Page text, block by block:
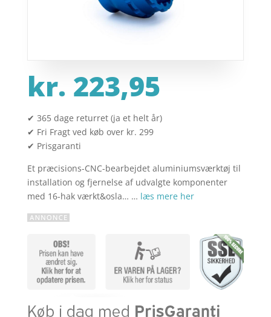
kr. 223,95
✔ 365 dage returret (ja et helt år)
✔ Fri Fragt ved køb over kr. 299
✔ Prisgaranti
Et præcisions-CNC-bearbejdet aluminiumsværktøj til
installation og fjernelse af udvalgte komponenter
med 16-hak værkt&osla… … læs mere her